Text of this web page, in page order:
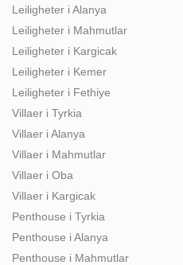
Leiligheter i Alanya
Leiligheter i Mahmutlar
Leiligheter i Kargicak
Leiligheter i Kemer
Leiligheter i Fethiye
Villaer i Tyrkia
Villaer i Alanya
Villaer i Mahmutlar
Villaer i Oba
Villaer i Kargicak
Penthouse i Tyrkia
Penthouse i Alanya
Penthouse i Mahmutlar